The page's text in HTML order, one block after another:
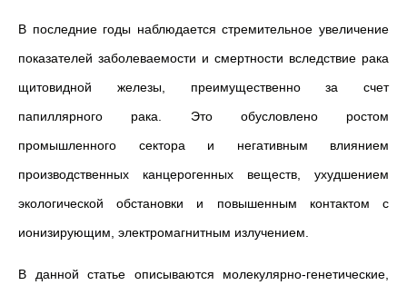
В последние годы наблюдается стремительное увеличение
показателей заболеваемости и смертности вследствие рака
щитовидной железы, преимущественно за счет
папиллярного рака. Это обусловлено ростом
промышленного сектора и негативным влиянием
производственных канцерогенных веществ, ухудшением
экологической обстановки и повышенным контактом с
ионизирующим, электромагнитным излучением.
В данной статье описываются молекулярно-генетические,